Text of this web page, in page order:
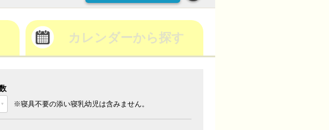
カレンダーから探す
※寝具不要の添い寝乳幼児は含みません。